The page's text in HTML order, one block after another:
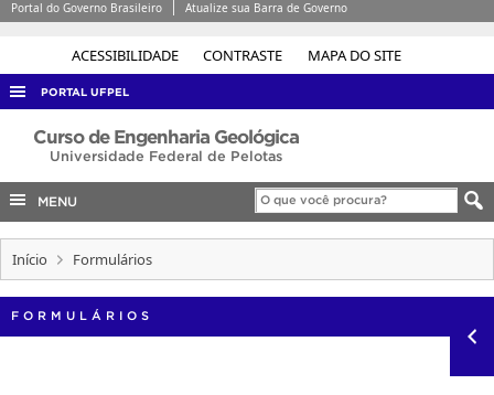
ACESSIBILIDADE CONTRASTE MAPA DO SITE
Portal do Governo Brasileiro Atualize sua Barra de Governo
PORTAL UFPEL
ACESSO À INFORMAÇÃO
COBALTO
CONCURSOS
EDITAIS
INTERNACIONAL
Curso de Engenharia Geológica
Universidade Federal de Pelotas
MENU
Início Formulários
FORMULÁRIOS